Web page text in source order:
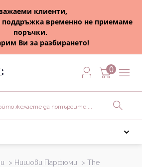
клиенти,
поддръжка временно не приемаме
поръчки.
Ви за разбирането!
0
> Нишови Парфюми > The